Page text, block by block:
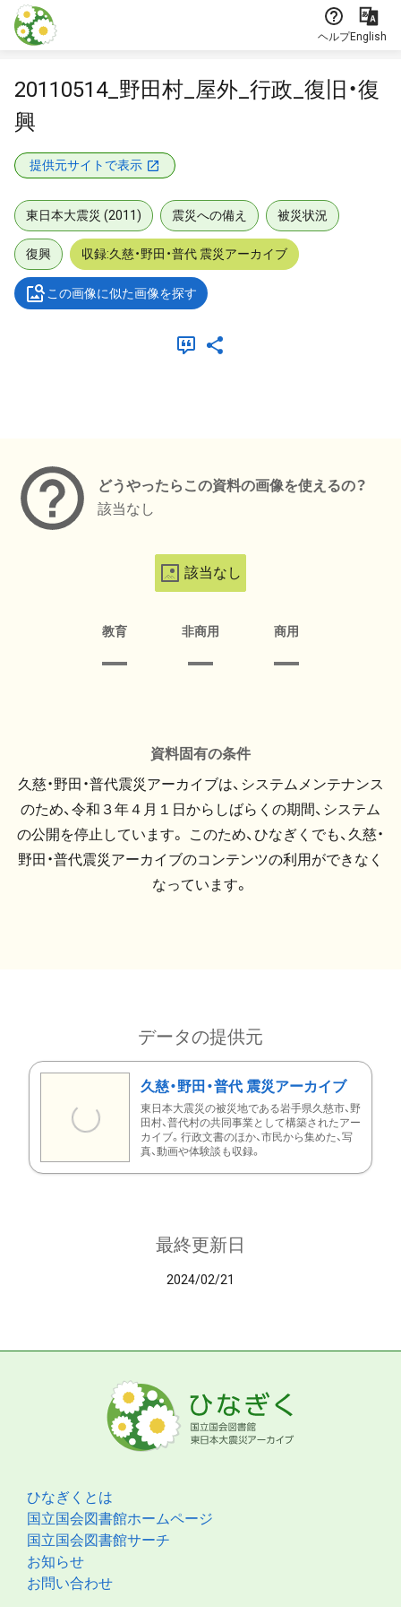
本文に飛ぶ
ヘルプEnglish
20110514_野田村_屋外_行政_復旧・復
興
提供元サイトで表示
東日本大震災 (2011) 震災への備え 被災状況
復興 収録:久慈・野田・普代 震災アーカイブ
この画像に似た画像を探す
どうやったらこの資料の画像を使えるの？
該当なし
該当なし
教育 非商用 商用
資料固有の条件
久慈・野田・普代震災アーカイブは、システムメンテナンス
のため、令和３年４月１日からしばらくの期間、システム
の公開を停止しています。 このため、ひなぎくでも、久慈・
野田・普代震災アーカイブのコンテンツの利用ができなく
なっています。
データの提供元
久慈・野田・普代 震災アーカイブ
東日本大震災の被災地である岩手県久慈市、野
田村、普代村の共同事業として構築されたアー
カイブ。行政文書のほか、市民から集めた、写
真、動画や体験談も収録。
最終更新日
2024/02/21
ひなぎくとは
国立国会図書館ホームページ
国立国会図書館サーチ
お知らせ
お問い合わせ